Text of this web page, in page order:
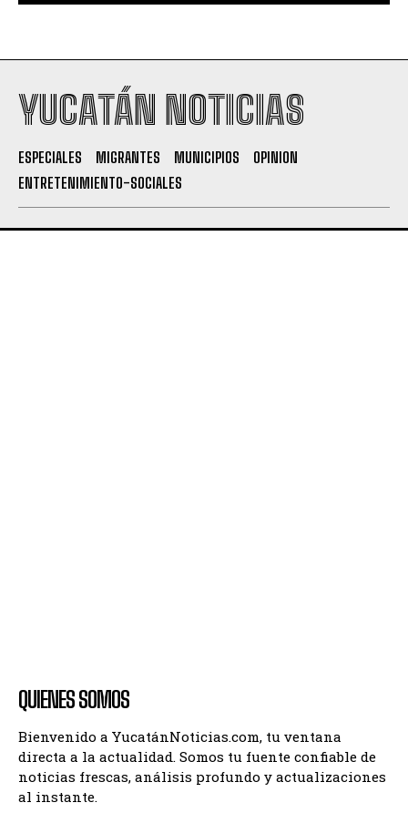
YUCATÁN NOTICIAS
ESPECIALES MIGRANTES MUNICIPIOS
OPINION
ENTRETENIMIENTO-SOCIALES
QUIENES SOMOS
Bienvenido a YucatánNoticias.com, tu ventana
directa a la actualidad. Somos tu fuente confiable de
noticias frescas, análisis profundo y actualizaciones
al instante.